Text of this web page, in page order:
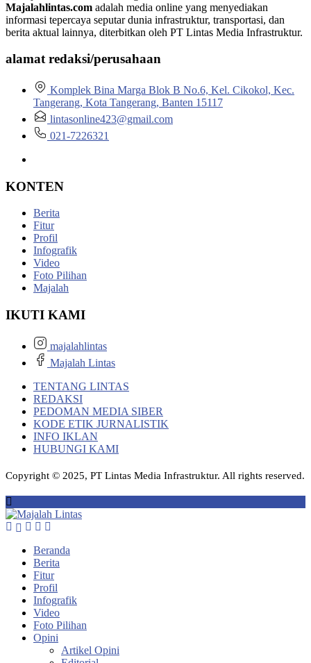
Majalahlintas.com adalah media online yang menyediakan
informasi tepercaya seputar dunia infrastruktur, transportasi, dan
berita aktual lainnya, diterbitkan oleh PT Lintas Media Infrastruktur.
alamat redaksi/perusahaan
Komplek Bina Marga Blok B No.6, Kel. Cikokol, Kec.
Tangerang, Kota Tangerang, Banten 15117
lintasonline423@gmail.com
021-7226321
KONTEN
Berita
Fitur
Profil
Infografik
Video
Foto Pilihan
Majalah
IKUTI KAMI
majalahlintas
Majalah Lintas
TENTANG LINTAS
REDAKSI
PEDOMAN MEDIA SIBER
KODE ETIK JURNALISTIK
INFO IKLAN
HUBUNGI KAMI
Copyright © 2025, PT Lintas Media Infrastruktur. All rights reserved.
Beranda
Berita
Fitur
Profil
Infografik
Video
Foto Pilihan
Opini
Artikel Opini